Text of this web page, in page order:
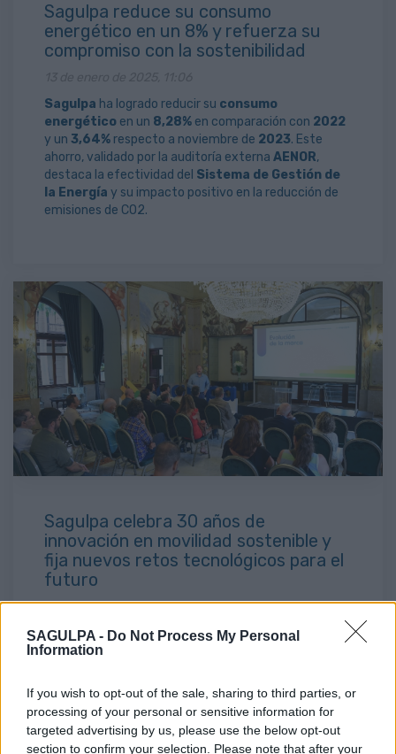
SAGULPA - Do Not Process My Personal
Information
If you wish to opt-out of the sale, sharing to third parties, or
processing of your personal or sensitive information for
targeted advertising by us, please use the below opt-out
section to confirm your selection. Please note that after your
Sagulpa reduce su consumo
energético en un 8% y refuerza su
compromiso con la sostenibilidad
Sagulpa ha logrado reducir su consumo
energético en un 8,28% en comparación con 2022
y un 3,64% respecto a noviembre de 2023. Este
ahorro, validado por la auditoría externa AENOR,
destaca la efectividad del Sistema de Gestión de
la Energía y su impacto positivo en la reducción de
emisiones de CO2.
Sagulpa celebra 30 años de
innovación en movilidad sostenible y
fija nuevos retos tecnológicos para el
futuro
24 de septiembre de 2024, 10:59
Sagulpa conmemora su 30º aniversario como
referente en
Canaria. Enfocada en un futuro verde y eficiente, la
empresa pública se prepara para nuevos desafíos
como la reducción de su
deinteligencia artificialen sus operaciones.